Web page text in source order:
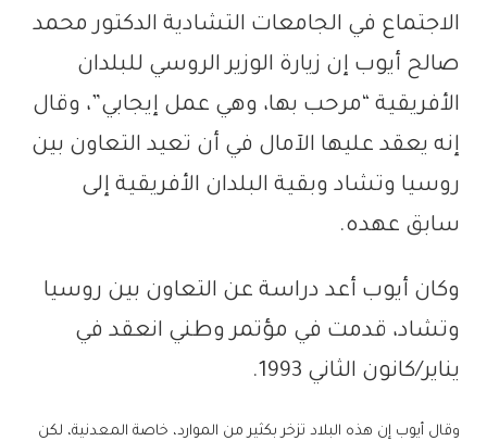
الاجتماع في الجامعات التشادية الدكتور محمد
صالح أيوب إن زيارة الوزير الروسي للبلدان
الأفريقية “مرحب بها، وهي عمل إيجابي”، وقال
إنه يعقد عليها الآمال في أن تعيد التعاون بين
روسيا وتشاد وبقية البلدان الأفريقية إلى
سابق عهده.
وكان أيوب أعد دراسة عن التعاون بين روسيا
وتشاد، قدمت في مؤتمر وطني انعقد في
يناير/كانون الثاني 1993.
وقال أيوب إن هذه البلاد تزخر بكثير من الموارد، خاصة المعدنية، لكن